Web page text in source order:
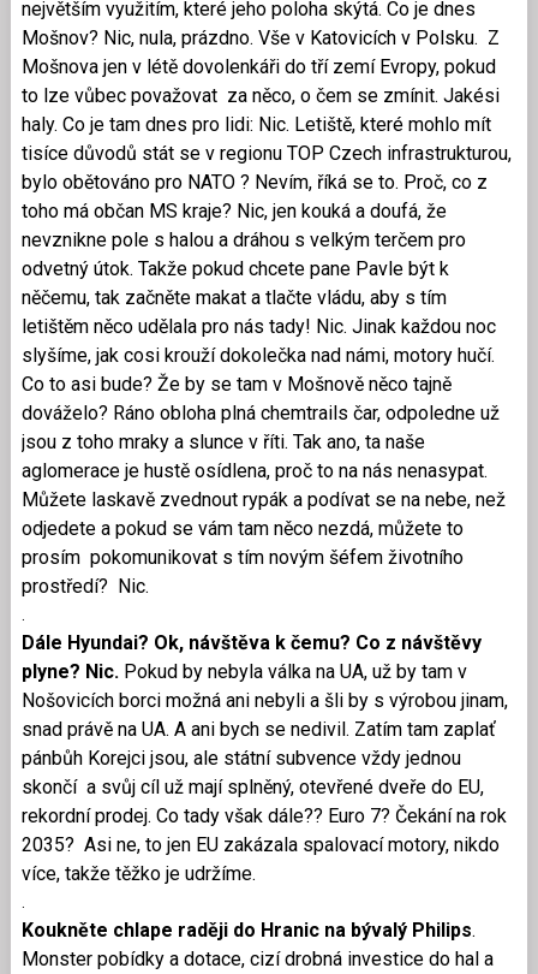
největším využitím, které jeho poloha skýtá. Co je dnes
Mošnov? Nic, nula, prázdno. Vše v Katovicích v Polsku. Z
Mošnova jen v létě dovolenkáři do tří zemí Evropy, pokud
to lze vůbec považovat za něco, o čem se zmínit. Jakési
haly. Co je tam dnes pro lidi: Nic. Letiště, které mohlo mít
tisíce důvodů stát se v regionu TOP Czech infrastrukturou,
bylo obětováno pro NATO ? Nevím, říká se to. Proč, co z
toho má občan MS kraje? Nic, jen kouká a doufá, že
nevznikne pole s halou a dráhou s velkým terčem pro
odvetný útok. Takže pokud chcete pane Pavle být k
něčemu, tak začněte makat a tlačte vládu, aby s tím
letištěm něco udělala pro nás tady! Nic. Jinak každou noc
slyšíme, jak cosi krouží dokolečka nad námi, motory hučí.
Co to asi bude? Že by se tam v Mošnově něco tajně
dováželo? Ráno obloha plná chemtrails čar, odpoledne už
jsou z toho mraky a slunce v říti. Tak ano, ta naše
aglomerace je hustě osídlena, proč to na nás nenasypat.
Můžete laskavě zvednout rypák a podívat se na nebe, než
odjedete a pokud se vám tam něco nezdá, můžete to
prosím pokomunikovat s tím novým šéfem životního
prostředí? Nic.
Dále Hyundai? Ok, návštěva k čemu? Co z návštěvy
plyne? Nic. Pokud by nebyla válka na UA, už by tam v
Nošovicích borci možná ani nebyli a šli by s výrobou jinam,
snad právě na UA. A ani bych se nedivil. Zatím tam zaplať
pánbůh Korejci jsou, ale státní subvence vždy jednou
skončí a svůj cíl už mají splněný, otevřené dveře do EU,
rekordní prodej. Co tady však dále?? Euro 7? Čekání na rok
2035? Asi ne, to jen EU zakázala spalovací motory, nikdo
více, takže těžko je udržíme.
Koukněte chlape raději do Hranic na bývalý Philips.
Monster pobídky a dotace, cizí drobná investice do hal a